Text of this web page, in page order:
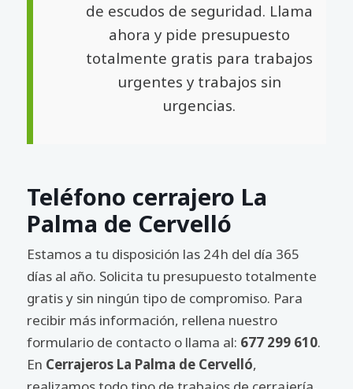
de escudos de seguridad. Llama
ahora y pide presupuesto
totalmente gratis para trabajos
urgentes y trabajos sin
urgencias.
Teléfono cerrajero La
Palma de Cervelló
Estamos a tu disposición las 24 h del día 365
días al año. Solicita tu presupuesto totalmente
gratis y sin ningún tipo de compromiso. Para
recibir más información, rellena nuestro
formulario de contacto o llama al: 677 299 610.
En Cerrajeros La Palma de Cervelló,